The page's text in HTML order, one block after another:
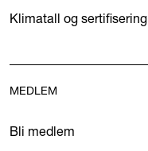
Klimatall og
MEDLEM
Bli medlem